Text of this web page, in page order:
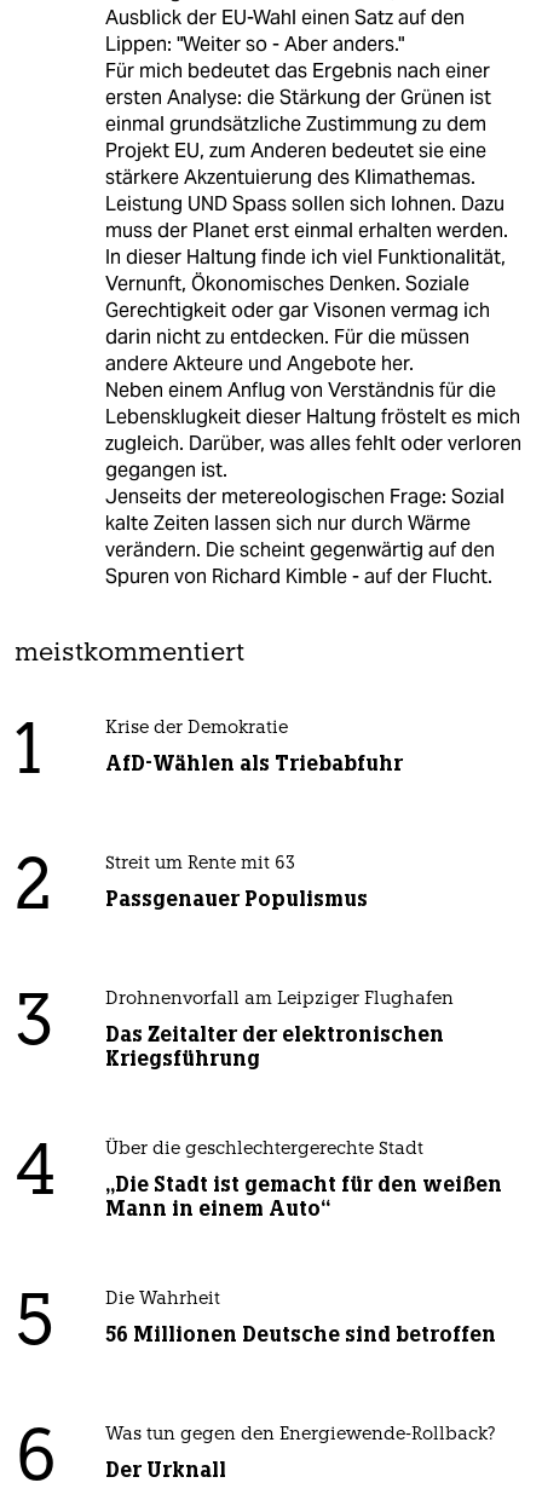
Ausblick der EU-Wahl einen Satz auf den
Lippen: "Weiter so - Aber anders."
Für mich bedeutet das Ergebnis nach einer
ersten Analyse: die Stärkung der Grünen ist
einmal grundsätzliche Zustimmung zu dem
Projekt EU, zum Anderen bedeutet sie eine
stärkere Akzentuierung des Klimathemas.
Leistung UND Spass sollen sich lohnen. Dazu
muss der Planet erst einmal erhalten werden.
In dieser Haltung finde ich viel Funktionalität,
Vernunft, Ökonomisches Denken. Soziale
Gerechtigkeit oder gar Visonen vermag ich
darin nicht zu entdecken. Für die müssen
andere Akteure und Angebote her.
Neben einem Anflug von Verständnis für die
Lebensklugkeit dieser Haltung fröstelt es mich
zugleich. Darüber, was alles fehlt oder verloren
gegangen ist.
Jenseits der metereologischen Frage: Sozial
kalte Zeiten lassen sich nur durch Wärme
verändern. Die scheint gegenwärtig auf den
Spuren von Richard Kimble - auf der Flucht.
meistkommentiert
1 Krise der Demokratie
AfD-Wählen als Triebabfuhr
2 Streit um Rente mit 63
Passgenauer Populismus
3 Drohnenvorfall am Leipziger Flughafen
Das Zeitalter der elektronischen
Kriegsführung
4 Über die geschlechtergerechte Stadt
„Die Stadt ist gemacht für den weißen
Mann in einem Auto“
5 Die Wahrheit
56 Millionen Deutsche sind betroffen
6 Was tun gegen den Energiewende-Rollback?
Der Urknall